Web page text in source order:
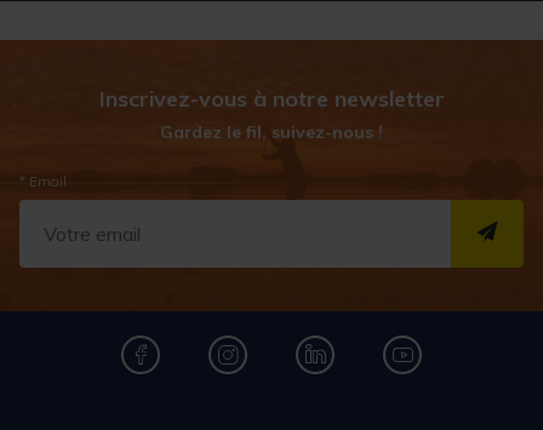
Inscrivez-vous à notre newsletter
Gardez le fil, suivez-nous !
* Email